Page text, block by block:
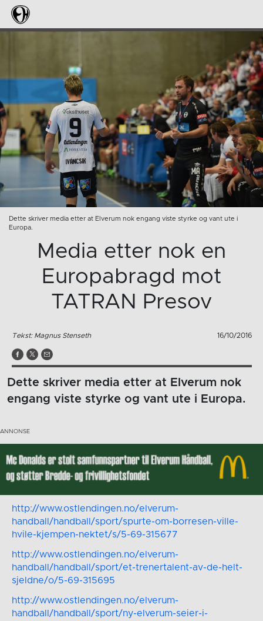
Dette skriver media etter at Elverum nok engang viste styrke og vant ute i
Europa.
Media etter nok en
Europabragd mot
TATRAN Presov
Tekst: Magnus Stenseth 16/10/2016
Dette skriver media etter at Elverum nok
engang viste styrke og vant ute i Europa.
http://www.ostlendingen.no/elverum-
handball/handball/sport/spurte-om-borresen-ville-
hvile-kjempen-nektet/s/5-69-315677
http://www.ostlendingen.no/elverum-
handball/handball/sport/et-trenertalent-av-de-helt-
sjeldne/o/5-69-315695
http://www.ostlendingen.no/elverum-
handball/handball/sport/ny-elverum-seier-i-